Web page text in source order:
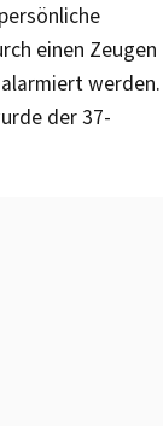
einen Zeugen
werden.
der 37-